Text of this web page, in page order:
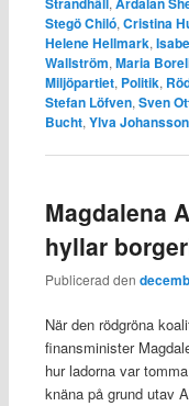
Stegö Chiló, Cristina
Helene Hellmark,
Wallström, Maria
Miljöpartiet, Politik,
Stefan Löfven, Sven
Bucht, Ylva Johansson
Magdalena
hyllar
Publicerad den
När den rödgröna
finansminister
hur ladorna var
knäna på grund utav